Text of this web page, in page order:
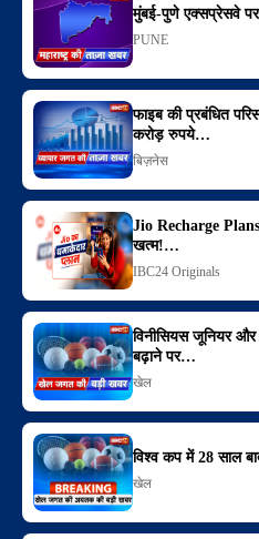
मुंबई-पुणे एक्सप्रेसवे
PUNE
फाइब की प्रबंधित
करोड़ रुपये…
बिज़नेस
Jio Recharge
खत्म!…
IBC24 Originals
विनीसियस जूनियर
बढ़ाने पर…
खेल
विश्व कप में 28 साल
खेल